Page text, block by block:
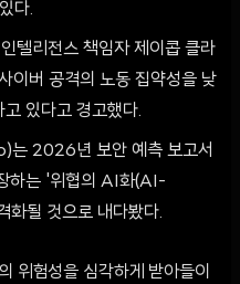
다.
텔리전스 책임자 제이콥 클라
이버 공격의 노동 집약성을 낮
있다고 경고했다.
2026년 보안 예측 보고서
하는 '위협의 AI화(AI-
될 것으로 내다봤다.
위험성을 심각하게 받아들이